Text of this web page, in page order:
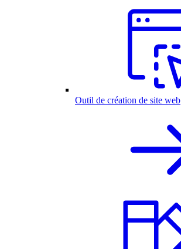
Outil de création de site web